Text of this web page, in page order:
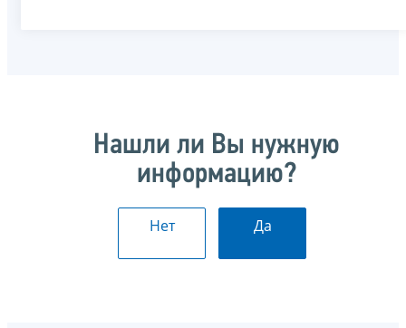
Нашли ли Вы нужную
информацию?
Нет Да